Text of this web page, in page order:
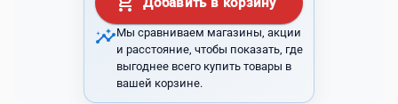
insightsМы сравниваем магазины, акции
и расстояние, чтобы показать, где
выгоднее всего купить товары в
вашей корзине.